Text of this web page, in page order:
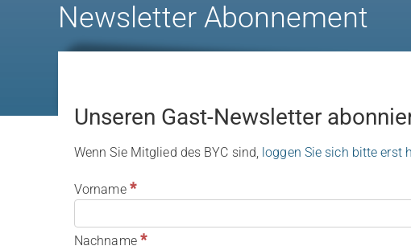
Newsletter Abonnement
Unseren Gast-Newsletter
Wenn Sie Mitglied des BYC sind, loggen Sie sich bitte erst
Vorname *
Nachname *